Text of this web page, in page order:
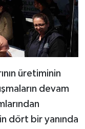
üretiminin
devam
dört bir yanında